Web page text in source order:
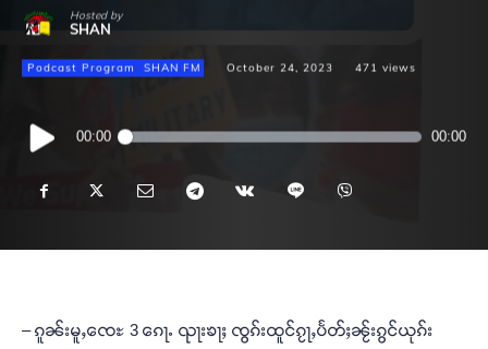
Hosted by
SHAN
Podcast Program SHAN FM October 24, 2023 471 views
Audio
Player
00:00 00:00
– ၵူၼ်းမူႇၸေႊ 3 ၵေႃႉ ၺႃးၶႃႈ ၸွၵ်းထူင်ၵႂႃႇပႅတ်ႈၼႂ်းၵွင်ယုၵ်း